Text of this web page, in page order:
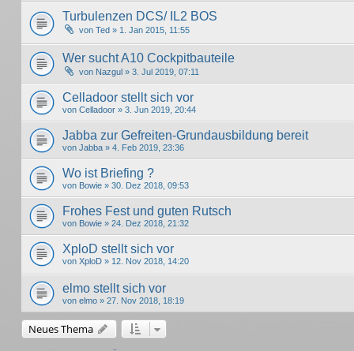
Turbulenzen DCS/ IL2 BOS
von Ted » 1. Jan 2015, 11:55
Wer sucht A10 Cockpitbauteile
von Nazgul » 3. Jul 2019, 07:11
Celladoor stellt sich vor
von Celladoor » 3. Jun 2019, 20:44
Jabba zur Gefreiten-Grundausbildung bereit
von Jabba » 4. Feb 2019, 23:36
Wo ist Briefing ?
von Bowie » 30. Dez 2018, 09:53
Frohes Fest und guten Rutsch
von Bowie » 24. Dez 2018, 21:32
XploD stellt sich vor
von XploD » 12. Nov 2018, 14:20
elmo stellt sich vor
von elmo » 27. Nov 2018, 18:19
Neues Thema